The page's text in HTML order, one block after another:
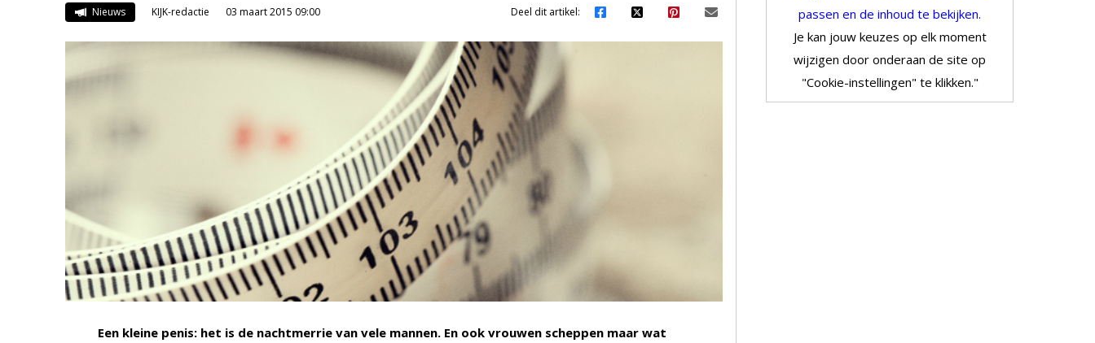
Nieuws KIJK-redactie 03 maart 2015 09:00 Deel dit artikel:
Een kleine penis: het is de nachtmerrie van vele mannen. En ook vrouwen scheppen maar wat
passen en de inhoud te bekijken.
Je kan jouw keuzes op elk moment
wijzigen door onderaan de site op
"Cookie-instellingen" te klikken."